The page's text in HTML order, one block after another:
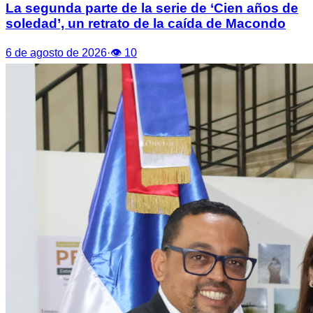
La segunda parte de la serie de ‘Cien años de
soledad’, un retrato de la caída de Macondo
6 de agosto de 2026·👁 10